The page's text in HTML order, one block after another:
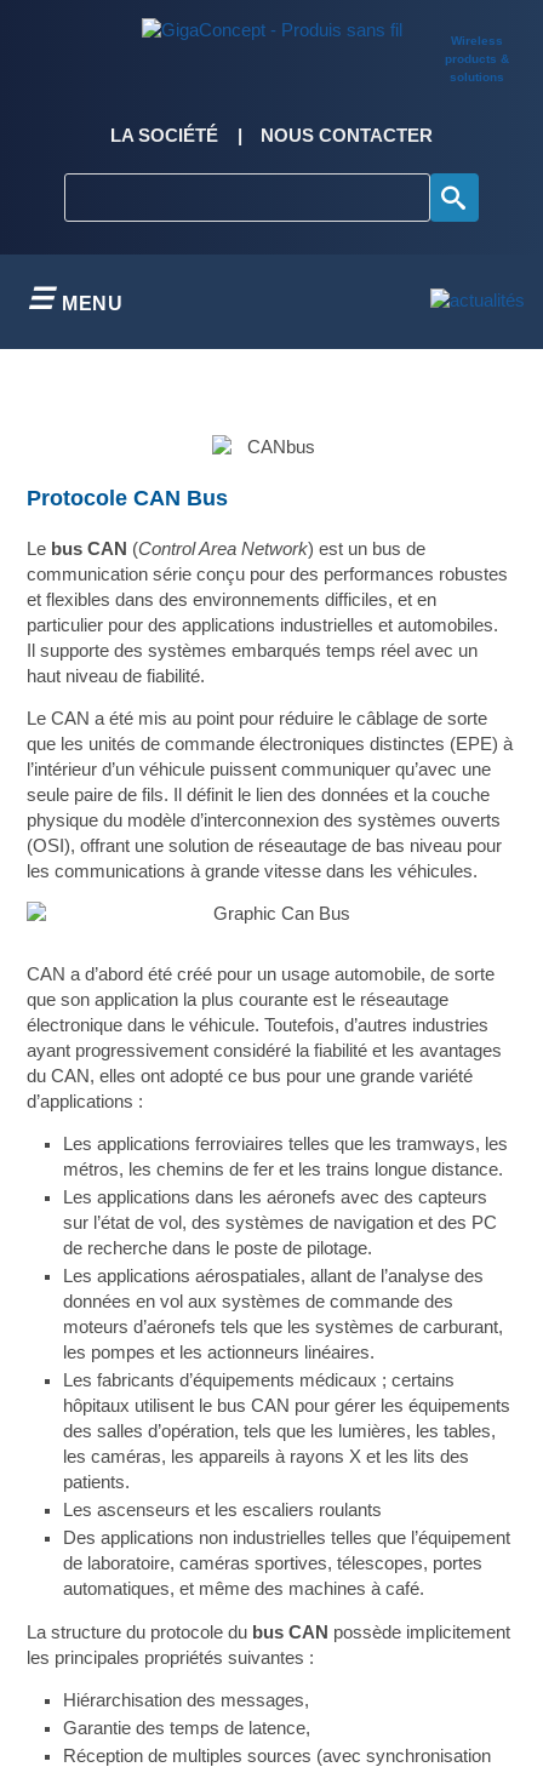
Wireless
products &
solutions
LA SOCIÉTÉ NOUS CONTACTER
MENU
Protocole CAN Bus
Le bus CAN (Control Area Network) est un bus de
communication série conçu pour des performances robustes
et flexibles dans des environnements difficiles, et en
particulier pour des applications industrielles et automobiles.
Il supporte des systèmes embarqués temps réel avec un
haut niveau de fiabilité.
Le CAN a été mis au point pour réduire le câblage de sorte
que les unités de commande électroniques distinctes (EPE) à
l’intérieur d’un véhicule puissent communiquer qu’avec une
seule paire de fils. Il définit le lien des données et la couche
physique du modèle d’interconnexion des systèmes ouverts
(OSI), offrant une solution de réseautage de bas niveau pour
les communications à grande vitesse dans les véhicules.
CAN a d’abord été créé pour un usage automobile, de sorte
que son application la plus courante est le réseautage
électronique dans le véhicule. Toutefois, d’autres industries
ayant progressivement considéré la fiabilité et les avantages
du CAN, elles ont adopté ce bus pour une grande variété
d’applications :
Les applications ferroviaires telles que les tramways, les
métros, les chemins de fer et les trains longue distance.
Les applications dans les aéronefs avec des capteurs
sur l’état de vol, des systèmes de navigation et des PC
de recherche dans le poste de pilotage.
Les applications aérospatiales, allant de l’analyse des
données en vol aux systèmes de commande des
moteurs d’aéronefs tels que les systèmes de carburant,
les pompes et les actionneurs linéaires.
Les fabricants d’équipements médicaux ; certains
hôpitaux utilisent le bus CAN pour gérer les équipements
des salles d’opération, tels que les lumières, les tables,
les caméras, les appareils à rayons X et les lits des
patients.
Les ascenseurs et les escaliers roulants
Des applications non industrielles telles que l’équipement
de laboratoire, caméras sportives, télescopes, portes
automatiques, et même des machines à café.
La structure du protocole du bus CAN possède implicitement
les principales propriétés suivantes :
Hiérarchisation des messages,
Garantie des temps de latence,
Réception de multiples sources (avec synchronisation